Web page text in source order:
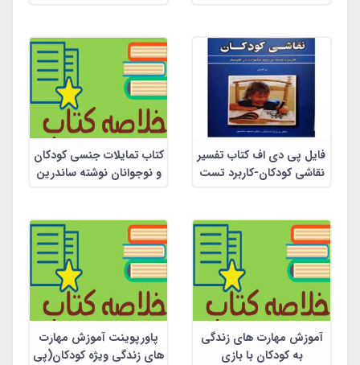
فایل پی دی اف کتاب تفسیر
نقاشی کودکان-کاربرد تست
کتاب تمایلات جنسی کودکان
و نوجوانان نوشته ساندرین
آموزش مهارت های زندگی
به کودکان با بازی
پاورپوینت آموزش مهارت
های زندگی ویژه کودکان(پی